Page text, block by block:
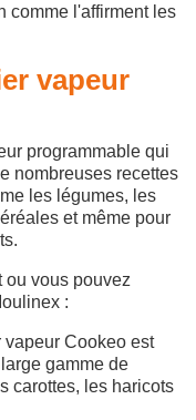
comme l'affirment les
vapeur
programmable qui
nombreuses recettes
les légumes, les
et même pour
ou vous pouvez
:
Cookeo est
gamme de
carottes, les haricots